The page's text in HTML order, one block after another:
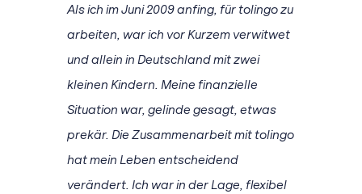
Als ich im Juni 2009 anfing, für tolingo zu
arbeiten, war ich vor Kurzem verwitwet
und allein in Deutschland mit zwei
kleinen Kindern. Meine finanzielle
Situation war, gelinde gesagt, etwas
prekär. Die Zusammenarbeit mit tolingo
hat mein Leben entscheidend
verändert. Ich war in der Lage, flexibel